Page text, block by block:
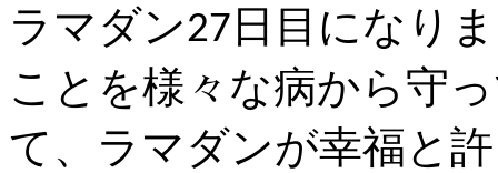
ラマダン27 日目になり
ことを様々な病から守
て、ラマダンが幸福と